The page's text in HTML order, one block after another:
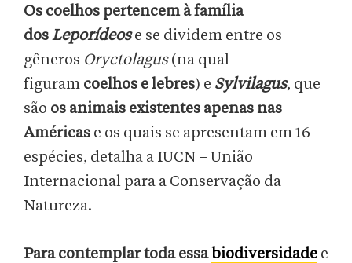
Os coelhos pertencem à família
dosLeporídeose se dividem entre os
gêneros Oryctolagus(na qual
figuram coelhos e lebres) e Sylvilagus, que
são os animais existentes apenas nas
Américas e os quais se apresentam em 16
espécies, detalha a IUCN – União
Internacional para a Conservação da
Natureza.
Para contemplar toda essa biodiversidade e